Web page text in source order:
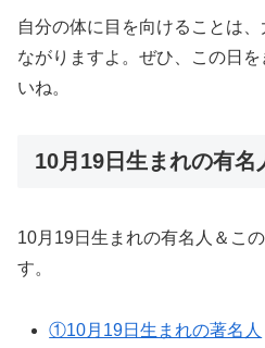
自分の体に目を向けることは
ながりますよ。ぜひ、この日
いね。
10月19日生まれの有
10月19日生まれの有名人＆こ
す。
①10月19日生まれの著名人